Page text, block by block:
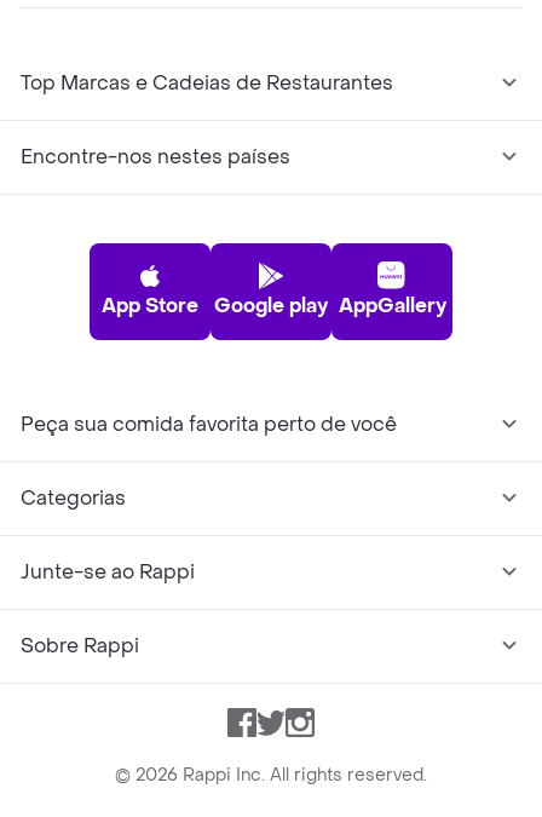
Top Marcas e Cadeias de Restaurantes
Encontre-nos nestes países
App Store Google play AppGallery
Peça sua comida favorita perto de você
Categorias
Junte-se ao Rappi
Sobre Rappi
Facebook
TwitterInstagram
© 2026 Rappi Inc. All rights reserved.